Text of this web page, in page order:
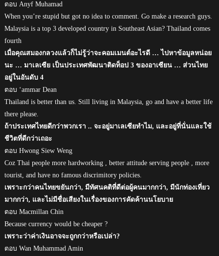
ตอบ Anyf Muhamad
When you’re stupid but got no idea to comment. Go make a research guys.
Malaysia is a top 3 developed country in Southeast Asian? Thailand comes
fourth
เมื่อคุณสมองกลวงแล้วก็ไม่รู้ว่าจะคอมเมนต์อะไรดี … ไปหาข้อมูลหน่อย
นะ … มาเลเซีย เป็นประเทศพัฒนาติดท็อป 3 ของอาเซียน … ส่วนไทย
อยู่ในอันดับ 4
ตอบ ‘ammar Dean
Thailand is better than us. Still living in Malaysia, go and have a better life
there please.
ถ้าประเทศไทยดีกว่าพวกเรา .. จะอยู่มาเลเซียทำไม, และอยู่ที่นั่นและใช้
ชีวิตที่ดีกว่าเถอะ
ตอบ Hwong Siew Weng
Coz Thai people more hardworking , better attitude serving people , more
tourist, and have no famous discrimitory policies.
เพราะกว่าคนไทยขยันกว่า, มีทัศนคติที่ดีต่อผู้คนมากกว่า, มีนักท่องเที่ยว
มากกว่า, และไม่มีชื่อเสียงในเรื่องของการคัดค้านนโยบาย
ตอบ Macmillan Chin
Because currency would be cheaper ?
เพราะว่าค่าเงินอาจจะถูกกว่าหรือเปล่า?
ตอบ Wan Muhammad Amin